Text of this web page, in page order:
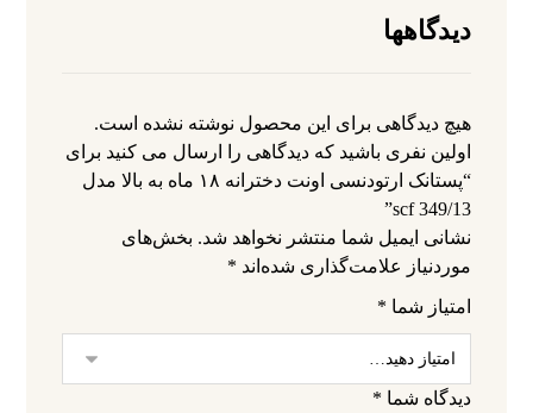
دیدگاهها
هیچ دیدگاهی برای این محصول نوشته نشده است.
اولین نفری باشید که دیدگاهی را ارسال می کنید برای
“پستانک ارتودنسی اونت دخترانه ۱۸ ماه به بالا مدل
scf 349/13”
نشانی ایمیل شما منتشر نخواهد شد. بخش‌های
موردنیاز علامت‌گذاری شده‌اند *
امتیاز شما *
دیدگاه شما *